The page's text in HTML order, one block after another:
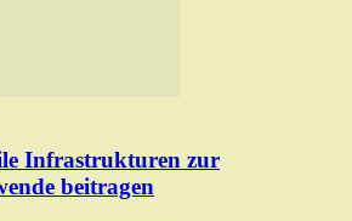
Infrastrukturen zur
beitragen